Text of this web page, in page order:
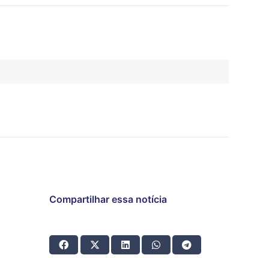
Compartilhar essa notícia